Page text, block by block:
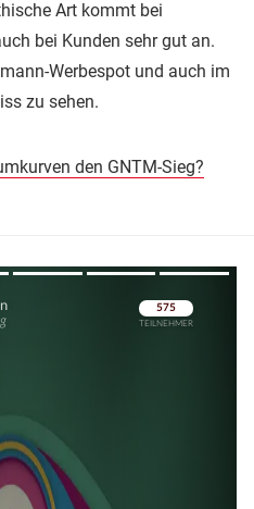
Art kommt bei
bei Kunden sehr gut an.
Werbespot und auch im
zu sehen.
den GNTM-Sieg?
Überspringen